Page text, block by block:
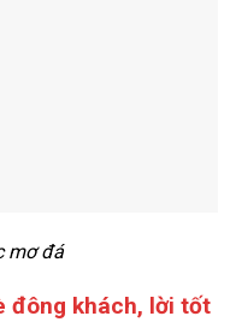
mơ đá
đông khách, lời tốt